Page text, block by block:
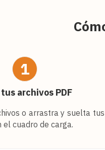
1
archivos PDF
o arrastra y suelta tus
cuadro de carga.